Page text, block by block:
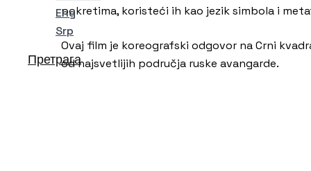
Eng
Srp
Претрага
pokretima, koristeći ih kao jezik simbola i
Ovaj film je koreografski odgovor na Crni
od najsvetlijih područja ruske avangarde.